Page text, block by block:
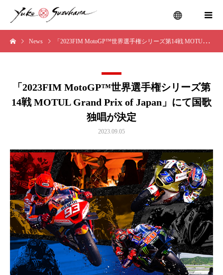
menu
News 「2023FIM MotoGP™世界選手権シリーズ第14戦 MOTUL Grand Prix of Japan」にて国歌独唱が決定
「2023FIM MotoGP™世界選手権シリーズ第
14戦 MOTUL Grand Prix of Japan」にて国歌
独唱が決定
2023.09.05